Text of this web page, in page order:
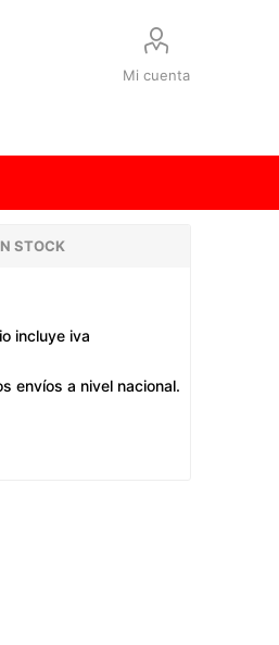
Mi cuenta
STOCK
incluye iva
envíos a nivel nacional.